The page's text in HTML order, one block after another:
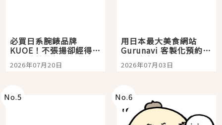
必買日系腕錶品牌
KUOE！不張揚卻經得起
時間洗鍊的經典之作五
選
2026年07月20日
用日本最大美食網站
Gurunavi 客製化預約九
大都市餐廳，打造專屬
美食體驗！
2026年07月03日
No.5 No.6